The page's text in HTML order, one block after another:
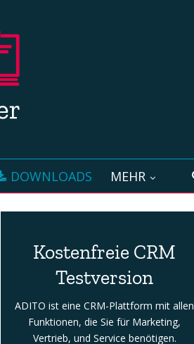
DOWNLOADS MEHR
Kostenfreie CRM
Testversion
ADITO ist eine CRM-Plattform mit allen
Funktionen, die Sie für Marketing,
Vertrieb, und Service benötigen.